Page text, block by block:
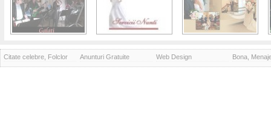
Citate celebre, Folclor Anunturi Gratuite Web Design Bona,